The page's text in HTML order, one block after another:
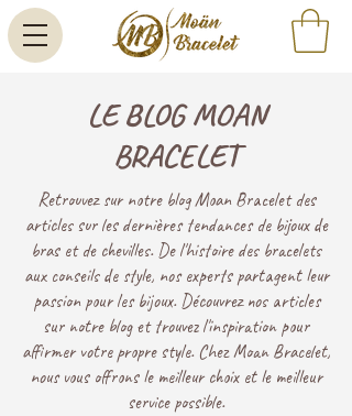
LE BLOG MOAN
BRACELET
Retrouvez sur notre blog Moan Bracelet des
articles sur les dernières tendances de bijoux de
bras et de chevilles. De l'histoire des bracelets
aux conseils de style, nos experts partagent leur
passion pour les bijoux. Découvrez nos articles
sur notre blog et trouvez l'inspiration pour
affirmer votre propre style. Chez Moan Bracelet,
nous vous offrons le meilleur choix et le meilleur
service possible.